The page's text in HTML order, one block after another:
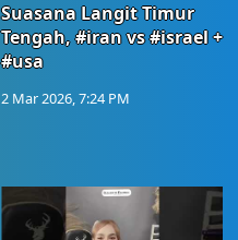
Suasana Langit Timur
Tengah, #iran vs #israel +
#usa
2 Mar 2026, 7:24 PM